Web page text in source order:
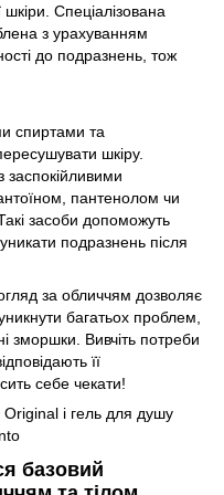
шкіри. Спеціалізована
з урахуванням
до подразнень, тож
спиртами та
шкіру.
заспокійливими
пантенолом чи
засоби допоможуть
подразнень після
за обличчям дозволяє
багатьох проблем,
зморшки. Вивчіть потреби
її
себе чекати!
базовий